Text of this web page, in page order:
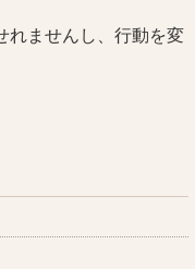
れませんし、行動を変